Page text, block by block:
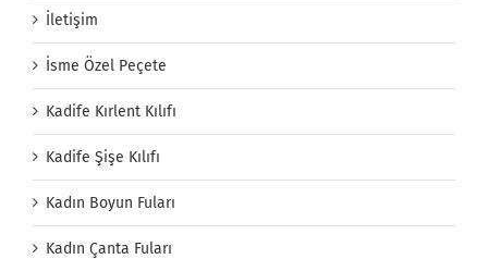
İletişim
İsme Özel Peçete
Kadife Kırlent Kılıfı
Kadife Şişe Kılıfı
Kadın Boyun Fuları
Kadın Çanta Fuları